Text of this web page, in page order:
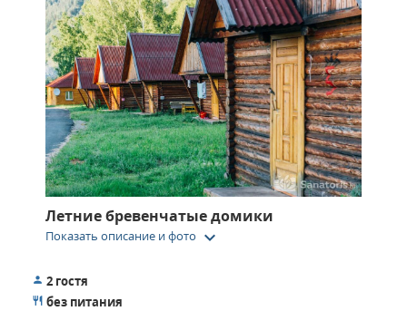
Летние бревенчатые домики
Показать описание и фото keyboard_arrow_down
2 гостя
без питания